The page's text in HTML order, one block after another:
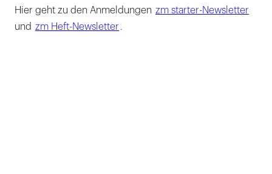
Hier geht zu den Anmeldungen zm starter-Newsletter
und zm Heft-Newsletter .